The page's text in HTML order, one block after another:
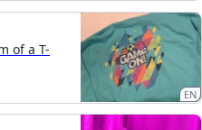
of a T-
EN